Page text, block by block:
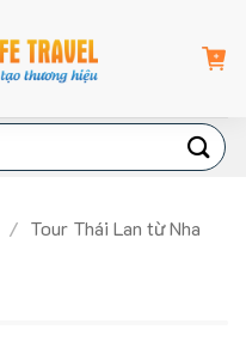
/ Tour Thái Lan từ Nha